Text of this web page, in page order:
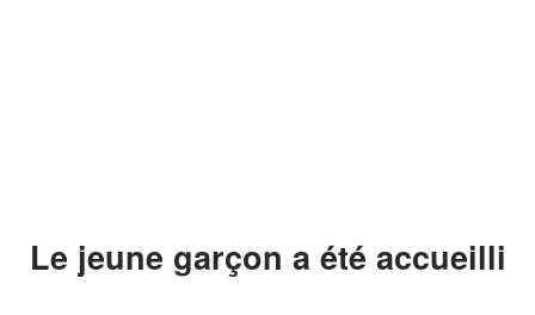
Le jeune garçon a été accueilli